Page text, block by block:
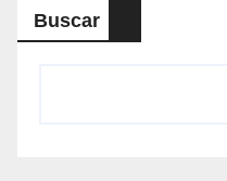
Buscar